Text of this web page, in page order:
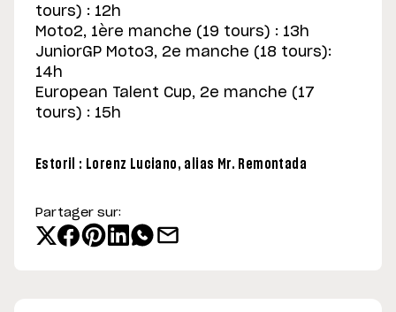
tours) : 12h
Moto2, 1ère manche (19 tours) : 13h
JuniorGP Moto3, 2e manche (18 tours):
14h
European Talent Cup, 2e manche (17
tours) : 15h
Estoril : Lorenz Luciano, alias Mr. Remontada
Partager sur: